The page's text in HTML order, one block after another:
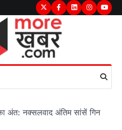
TwitterFacebook
LinkedInInstagram
नक्सलवाद अंतिम सांसें गिन